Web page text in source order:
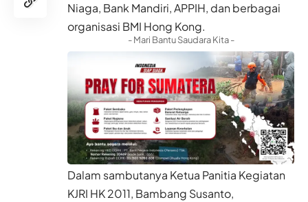
Niaga, Bank Mandiri, APPIH, dan berbagai
organisasi BMI Hong Kong.
- Mari Bantu Saudara Kita -
Dalam sambutanya Ketua Panitia Kegiatan
KJRI HK 2011, Bambang Susanto,